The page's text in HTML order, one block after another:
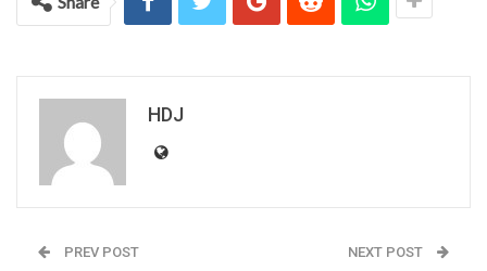
HDJ
PREV POST NEXT POST